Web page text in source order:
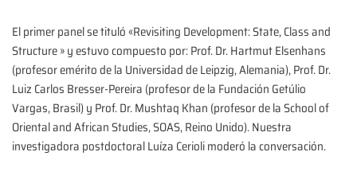
El primer panel se tituló «Revisiting Development: State, Class and
Structure » y estuvo compuesto por: Prof. Dr. Hartmut Elsenhans
(profesor emérito de la Universidad de Leipzig, Alemania), Prof. Dr.
Luiz Carlos Bresser-Pereira (profesor de la Fundación Getúlio
Vargas, Brasil) y Prof. Dr. Mushtaq Khan (profesor de la School of
Oriental and African Studies, SOAS, Reino Unido). Nuestra
investigadora postdoctoral Luíza Cerioli moderó la conversación.